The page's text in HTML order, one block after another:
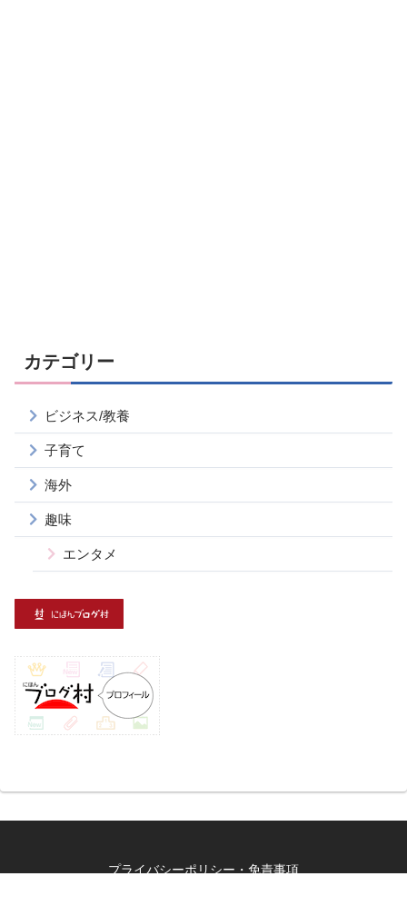
カテゴリー
ビジネス/教養
子育て
海外
趣味
エンタメ
プライバシーポリシー・免責事項